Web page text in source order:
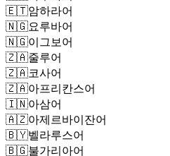
🇪🇹암하라어
🇳🇬요루바어
🇳🇬이그보어
🇿🇦줄루어
🇿🇦코사어
🇿🇦아프리칸스어
🇮🇳아삼어
🇦🇿아제르바이잔어
🇧🇾벨라루스어
🇧🇬불가리아어